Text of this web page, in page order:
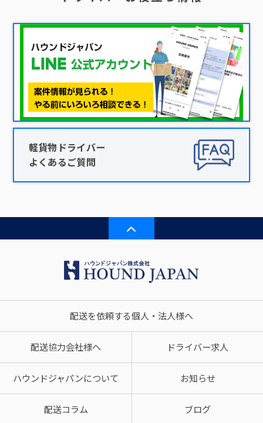
軽貨物ドライバー
よくあるご質問
配送を依頼する個人・法人様へ
配送協力会社様へ ドライバー求人
ハウンドジャパンについて お知らせ
配送コラム ブログ